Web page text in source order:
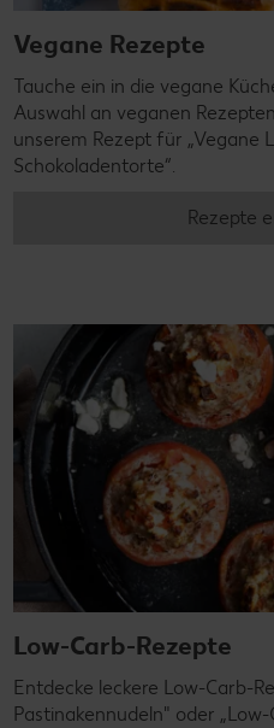
Vegane Rezepte
Tauche ein in die vegane
Auswahl an veganen
unserem Rezept für „Vegane
Schokoladentorte“.
Rezepte
Low-Carb-Rezepte
Entdecke leckere Low-Carb-
Pastinakennudeln" oder